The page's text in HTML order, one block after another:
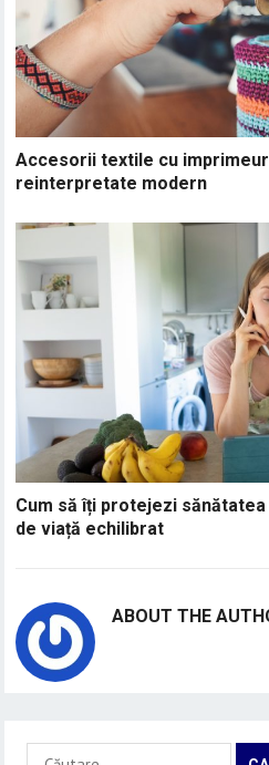
Accesorii textile cu
reinterpretate modern
Cum să îți protejezi
de viață echilibrat
ABOUT THE
Caută